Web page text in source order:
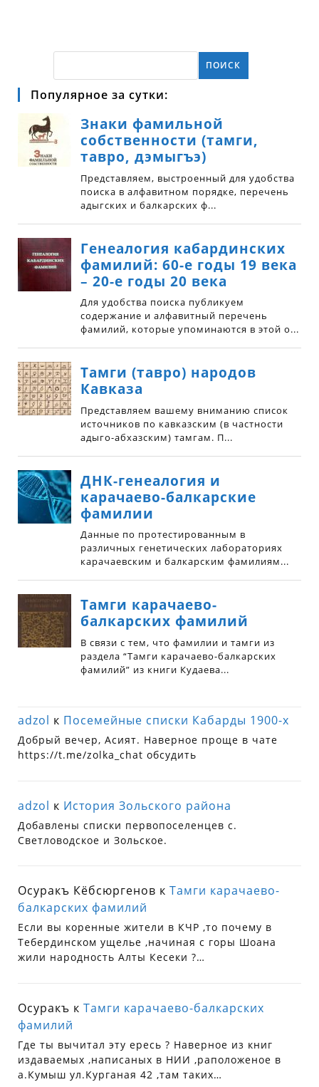
ПОИСК
Популярное за сутки:
adzol к Посемейные списки Кабарды 1900-х
Добрый вечер, Асият. Наверное проще в чате
https://t.me/zolka_chat обсудить
adzol к История Зольского района
Добавлены списки первопоселенцев с.
Светловодское и Зольское.
Осуракъ Кёбсюргенов кТамги карачаево-
балкарских фамилий
Если вы коренные жители в КЧР ,то почему в
Тебердинском ущелье ,начиная с горы Шоана
жили народность Алты Кесеки ?…
Осуракъ кТамги карачаево-балкарских
фамилий
Где ты вычитал эту ересь ? Наверное из книг
издаваемых ,написаных в НИИ ,раположеное в
а.Кумыш ул.Курганая 42 ,там таких…